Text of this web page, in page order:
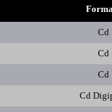
Cd
Cd
Cd
Cd